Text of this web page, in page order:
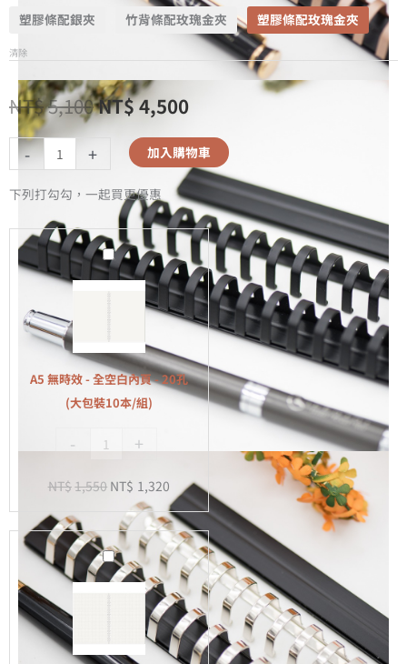
塑膠條配銀夾 竹背條配玫瑰金夾 塑膠條配玫瑰金夾
清除
NT$5,100NT$4,500
- + 加入購物車
下列打勾勾，一起買更優惠
A5
無
效
-
全
空
內
-
(大
包
本/
A5 無時效 - 全空白內頁 - 20孔
(大包裝10本/組)
- +
NT$1,550 NT$ 1,320
A5
無
效
-